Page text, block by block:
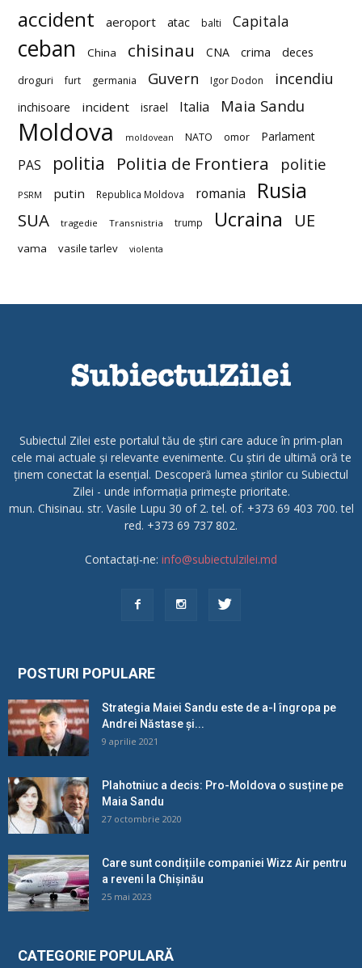
accident aeroport atac balti Capitala
ceban China chisinau CNA crima deces
droguri furt germania Guvern Igor Dodon incendiu
inchisoare incident israel Italia Maia Sandu
Moldova moldovean NATO omor Parlament
PAS politia Politia de Frontiera politie
PSRM putin Republica Moldova romania Rusia
SUA tragedie Transnistria trump Ucraina UE
vama vasile tarlev violenta
Subiectul Zilei este portalul tău de știri care aduce în prim-plan
cele mai actuale și relevante evenimente. Cu știri de ultimă oră te
ținem conectat la esențial. Descoperă lumea știrilor cu Subiectul
Zilei - unde informația primește prioritate.
mun. Chisinau. str. Vasile Lupu 30 of 2. tel. of. +373 69 403 700. tel
red. +373 69 737 802.
Contactați-ne: info@subiectulzilei.md
POSTURI POPULARE
Strategia Maiei Sandu este de a-l îngropa pe
Andrei Năstase și...
9 aprilie 2021
Plahotniuc a decis: Pro-Moldova o susține pe
Maia Sandu
27 octombrie 2020
Care sunt condițiile companiei Wizz Air pentru
a reveni la Chișinău
25 mai 2023
CATEGORIE POPULARĂ